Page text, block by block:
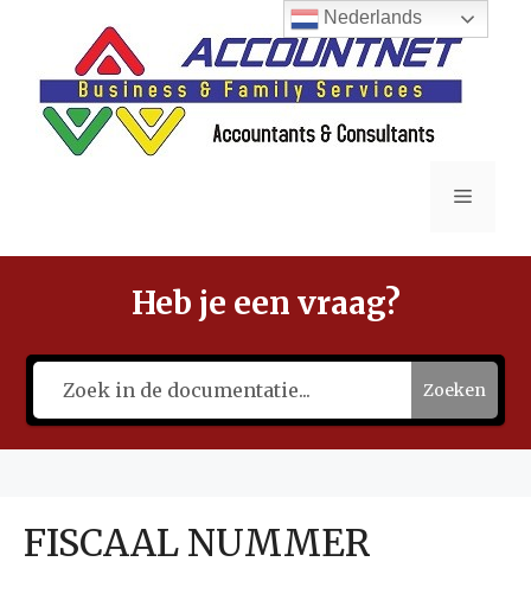
inhoud
Menu
Heb je een vraag?
Zoeken
FISCAAL NUMMER
Nederlands